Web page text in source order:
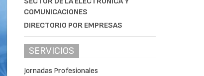
COMUNICACIONES
DIRECTORIO POR EMPRESAS
SERVICIOS
Jornadas Profesionales